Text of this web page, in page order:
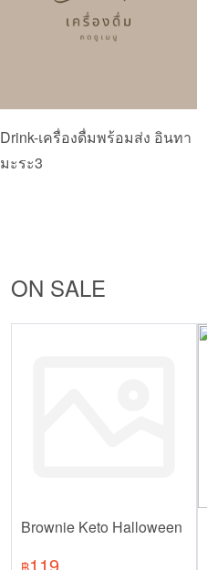
Drink-เครื่องดื่มพร้อมส่ง อินทา
มะระ3
ON SALE
Brownie Keto Halloween